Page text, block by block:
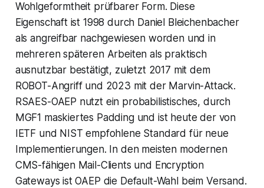
Wohlgeformtheit prüfbarer Form. Diese
Eigenschaft ist 1998 durch Daniel Bleichenbacher
als angreifbar nachgewiesen worden und in
mehreren späteren Arbeiten als praktisch
ausnutzbar bestätigt, zuletzt 2017 mit dem
ROBOT-Angriff und 2023 mit der Marvin-Attack.
RSAES-OAEP nutzt ein probabilistisches, durch
MGF1 maskiertes Padding und ist heute der von
IETF und NIST empfohlene Standard für neue
Implementierungen. In den meisten modernen
CMS-fähigen Mail-Clients und Encryption
Gateways ist OAEP die Default-Wahl beim Versand.